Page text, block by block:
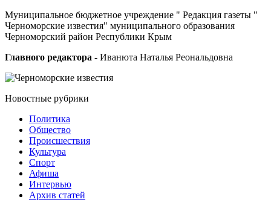
Муниципальное бюджетное учреждение " Редакция газеты "
Черноморские известия" муниципального образования
Черноморский район Республики Крым
Главного редактора - Иванюта Наталья Реональдовна
Новостные рубрики
Политика
Общество
Проиcшествия
Культура
Спорт
Афиша
Интервью
Архив статей